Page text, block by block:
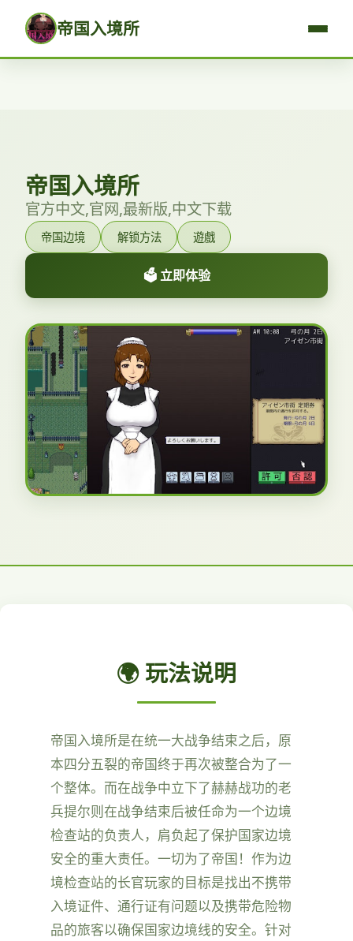
帝国入境所
帝国入境所
官方中文,官网,最新版,中文下载
帝国边境 解锁方法 遊戲
🗳️ 立即体验
🌍 玩法说明
帝国入境所是在统一大战争结束之后，原
本四分五裂的帝国终于再次被整合为了一
个整体。而在战争中立下了赫赫战功的老
兵提尔则在战争结束后被任命为一个边境
检查站的负责人，肩负起了保护国家边境
安全的重大责任。一切为了帝国！作为边
境检查站的长官玩家的目标是找出不携带
入境证件、通行证有问题以及携带危险物
品的旅客以确保国家边境线的安全。针对